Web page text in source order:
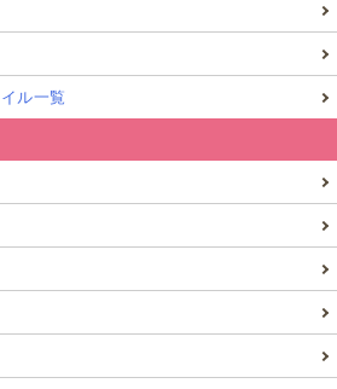
奮闘中。現在は国際幼稚園に勤務。
ル一覧